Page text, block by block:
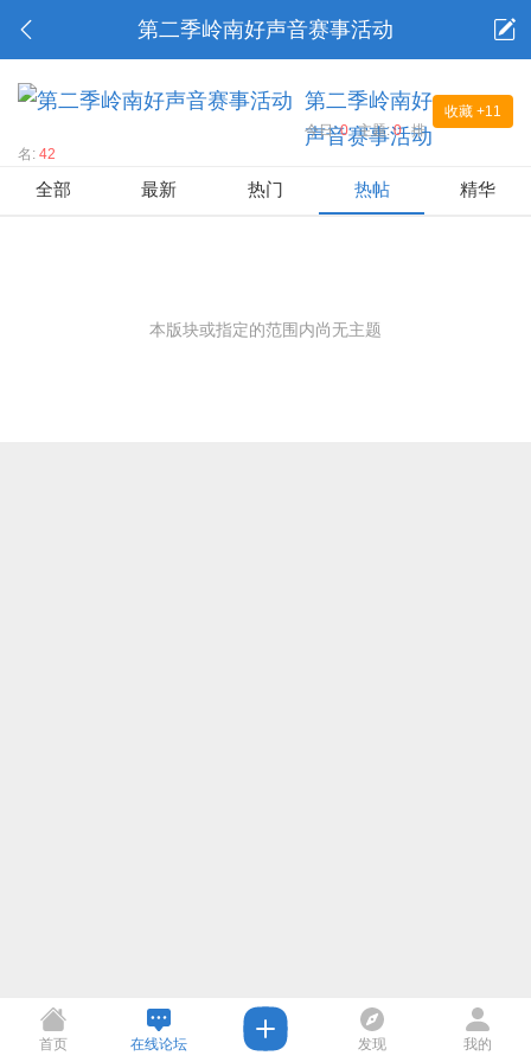
第二季岭南好声音赛事活动
收藏 +11
第二季岭南好
声音赛事活动
今日:0 主题:0 排
名: 42
全部 最新 热门 热帖 精华
本版块或指定的范围内尚无主题
首页 在线论坛 发现 我的